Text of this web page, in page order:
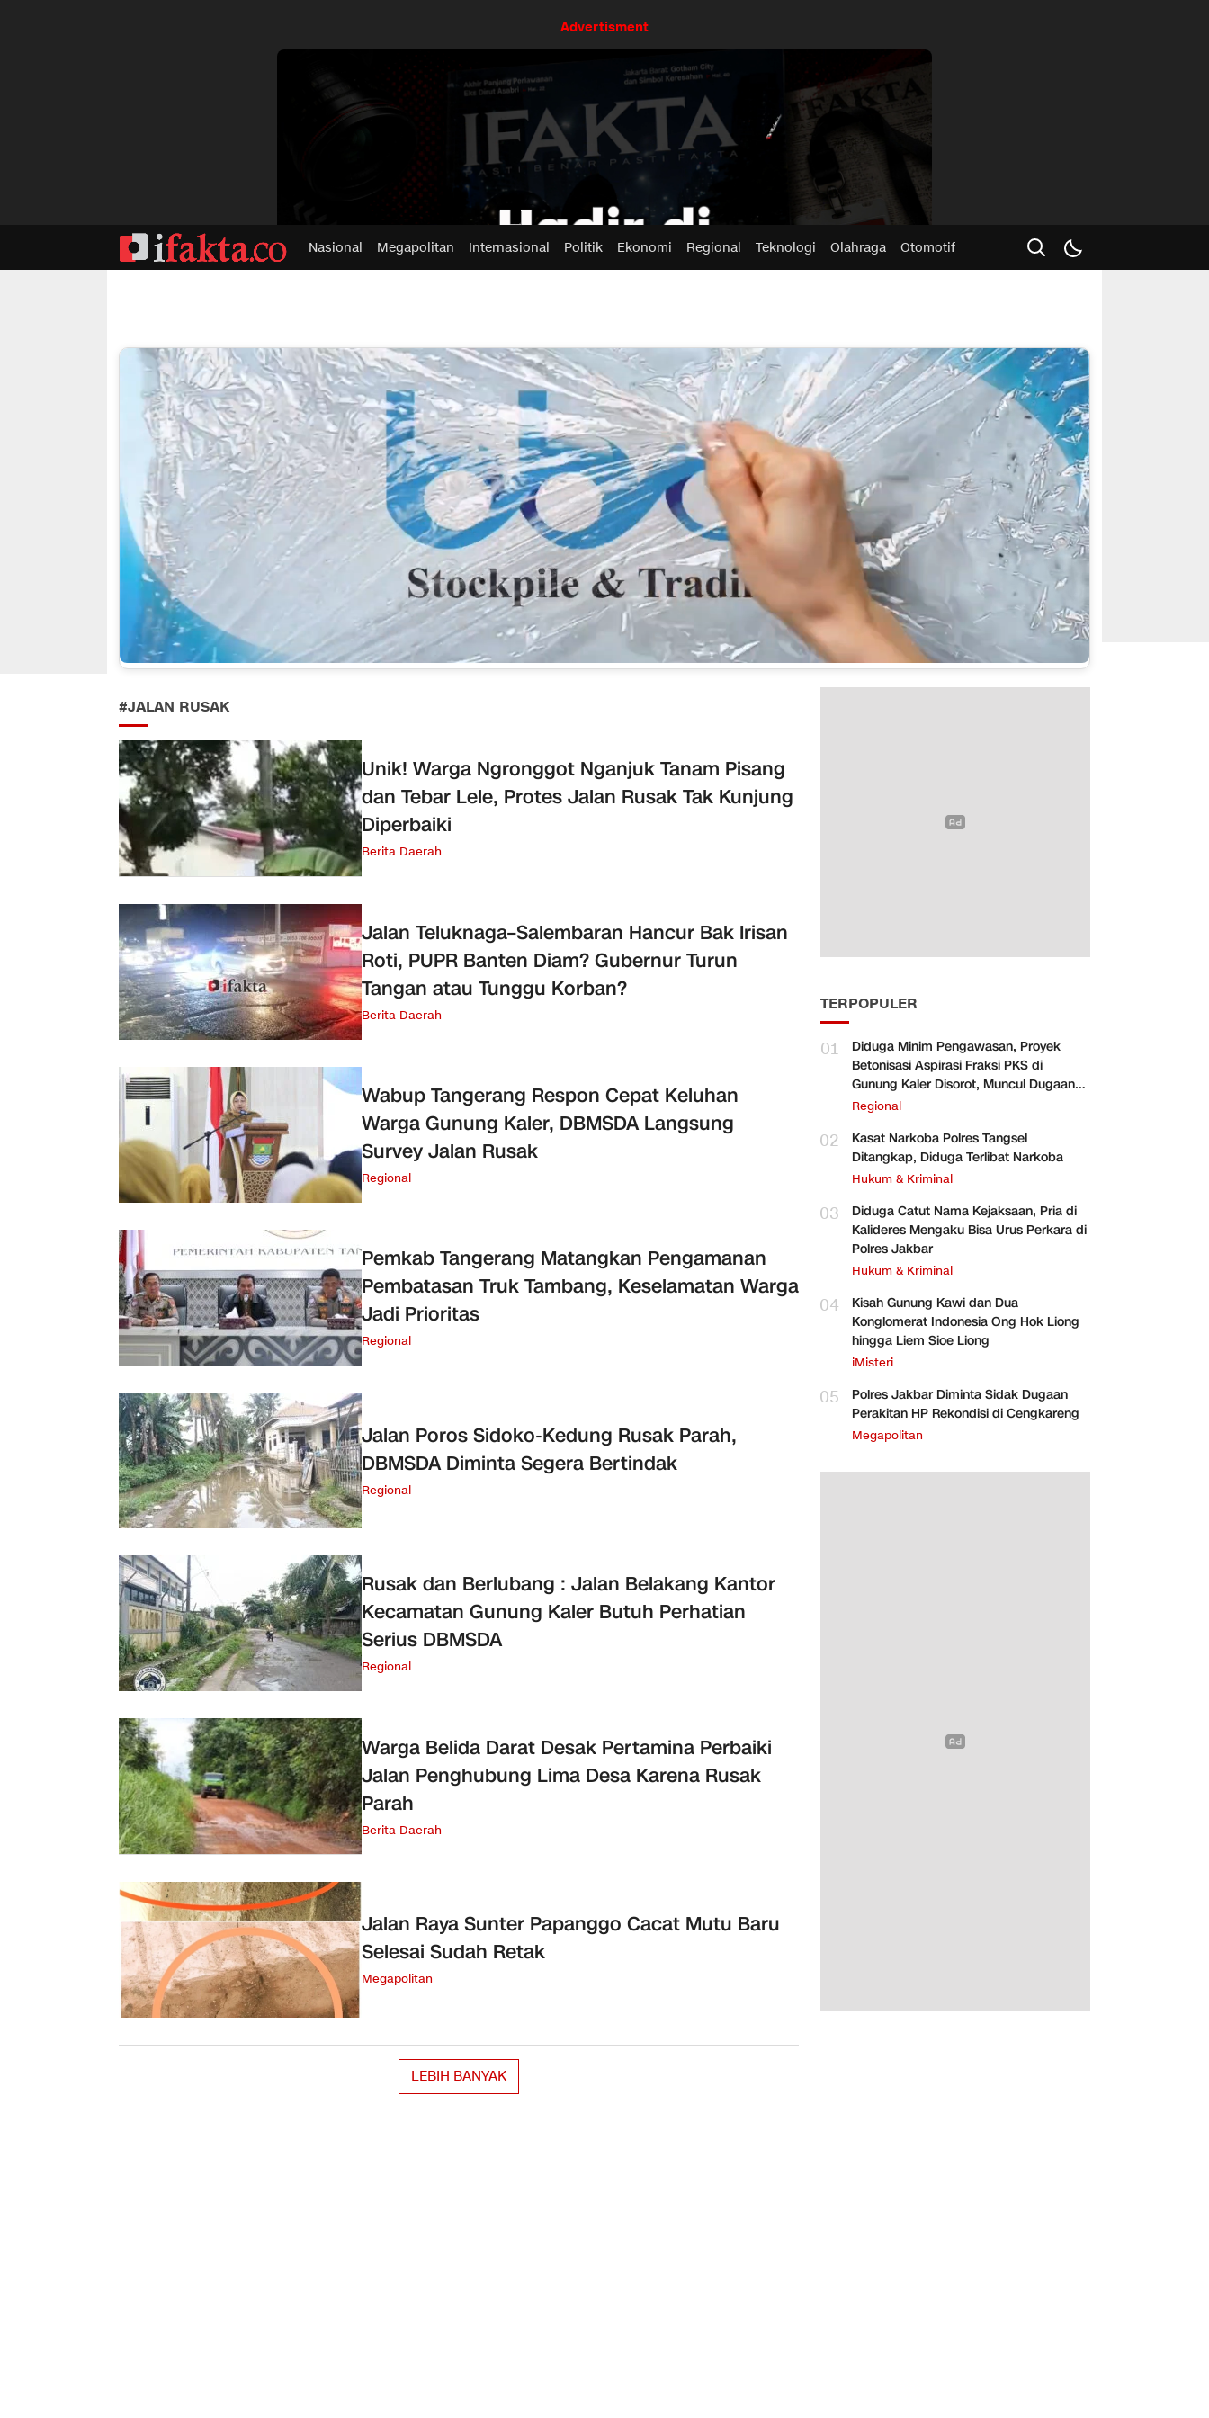
Advertisment
Nasional Megapolitan Internasional Politik Ekonomi Regional Teknologi Olahraga Otomotif
#JALAN RUSAK
Unik! Warga Ngronggot Nganjuk Tanam Pisang
dan Tebar Lele, Protes Jalan Rusak Tak Kunjung
Diperbaiki
Berita Daerah
Jalan Teluknaga–Salembaran Hancur Bak Irisan
Roti, PUPR Banten Diam? Gubernur Turun
Tangan atau Tunggu Korban?
Berita Daerah
Wabup Tangerang Respon Cepat Keluhan
Warga Gunung Kaler, DBMSDA Langsung
Survey Jalan Rusak
Regional
Pemkab Tangerang Matangkan Pengamanan
Pembatasan Truk Tambang, Keselamatan Warga
Jadi Prioritas
Regional
Jalan Poros Sidoko-Kedung Rusak Parah,
DBMSDA Diminta Segera Bertindak
Regional
Rusak dan Berlubang : Jalan Belakang Kantor
Kecamatan Gunung Kaler Butuh Perhatian
Serius DBMSDA
Regional
Warga Belida Darat Desak Pertamina Perbaiki
Jalan Penghubung Lima Desa Karena Rusak
Parah
Berita Daerah
Jalan Raya Sunter Papanggo Cacat Mutu Baru
Selesai Sudah Retak
Megapolitan
LEBIH BANYAK
TERPOPULER
01
Diduga Minim Pengawasan, Proyek
Betonisasi Aspirasi Fraksi PKS di
Gunung Kaler Disorot, Muncul Dugaan
Pengurangan Volume
Regional
02
Kasat Narkoba Polres Tangsel
Ditangkap, Diduga Terlibat Narkoba
Hukum & Kriminal
03
Diduga Catut Nama Kejaksaan, Pria di
Kalideres Mengaku Bisa Urus Perkara di
Polres Jakbar
Hukum & Kriminal
04
Kisah Gunung Kawi dan Dua
Konglomerat Indonesia Ong Hok Liong
hingga Liem Sioe Liong
iMisteri
05
Polres Jakbar Diminta Sidak Dugaan
Perakitan HP Rekondisi di Cengkareng
Megapolitan